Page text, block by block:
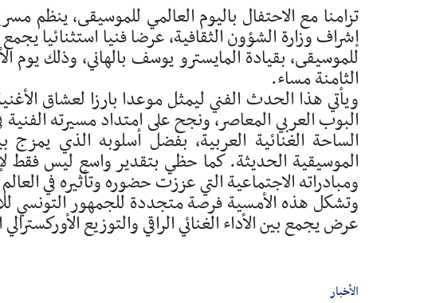
تزامنا مع الاحتفال باليوم العالمي للموسيقى، ينظم
إشراف وزارة الشؤون الثقافية، عرضا فنيا استثنائيا
الثامنة مساء.
ويأتي هذا الحدث الفني ليمثل موعدا بارزا لعشاق
البوب العربي المعاصر، ونجح على امتداد مسيرته
الساحة الغنائية العربية، بفضل أسلوبه الذي يمزج
الموسيقية الحديثة. كما حظي بتقدير واسع ليس فقط
ومبادراته الاجتماعية التي عززت حضوره وتأثيره في
وتشكل هذه الأمسية فرصة متجددة للجمهور التونسي
عرض يجمع بين الأداء الغنائي الراقي والتوزيع
الأخبار